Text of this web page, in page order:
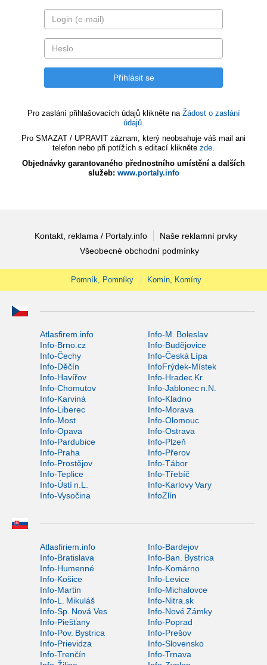
Pro zaslání přihlašovacích údajů klikněte na Žádost o zaslání
údajů.
Pro SMAZAT / UPRAVIT záznam, který neobsahuje váš mail ani
telefon nebo při potížích s editací klikněte zde.
Objednávky garantovaného přednostního umístění a dalších
služeb: www.portaly.info
Kontakt, reklama / Portaly.info
Naše reklamní prvky
Všeobecné obchodní podmínky
Pomník, Pomníky Komín, Komíny
Atlasfirem.info
Info-M. Boleslav
Info-Brno.cz
Info-Budějovice
Info-Čechy
Info-Česká Lípa
Info-Děčín
InfoFrýdek-Místek
Info-Havířov
Info-Hradec Kr.
Info-Chomutov
Info-Jablonec n.N.
Info-Karviná
Info-Kladno
Info-Liberec
Info-Morava
Info-Most
Info-Olomouc
Info-Opava
Info-Ostrava
Info-Pardubice
Info-Plzeň
Info-Praha
Info-Přerov
Info-Prostějov
Info-Tábor
Info-Teplice
Info-Třebíč
Info-Ústí n.L.
Info-Karlovy Vary
Info-Vysočina
InfoZlín
Atlasfiriem.info
Info-Bardejov
Info-Bratislava
Info-Ban. Bystrica
Info-Humenné
Info-Komárno
Info-Košice
Info-Levice
Info-Martin
Info-Michalovce
Info-L. Mikuláš
Info-Nitra.sk
Info-Sp. Nová Ves
Info-Nové Zámky
Info-Piešťany
Info-Poprad
Info-Pov. Bystrica
Info-Prešov
Info-Prievidza
Info-Slovensko
Info-Trenčín
Info-Trnava